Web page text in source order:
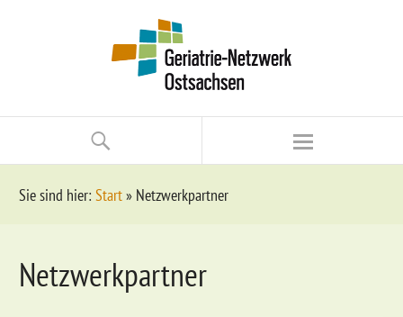
Sie sind hier: Start» Netzwerkpartner
Netzwerkpartner